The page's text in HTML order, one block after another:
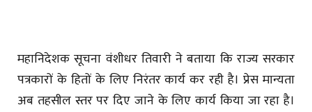
महानिदेशक सूचना वंशीधर तिवारी ने बताया कि राज्य सरकार
पत्रकारों के हितों के लिए निरंतर कार्य कर रही है। प्रेस मान्यता
अब तहसील स्तर पर दिए जाने के लिए कार्य किया जा रहा है।